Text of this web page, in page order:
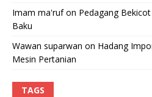
Imam ma'rufon Pedagang
Baku
Wawan suparwan on Hadang
Mesin Pertanian
TAGS